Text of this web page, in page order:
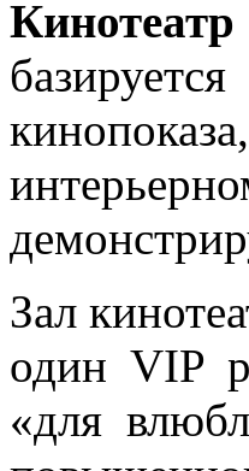
Зал
один VIP
«для